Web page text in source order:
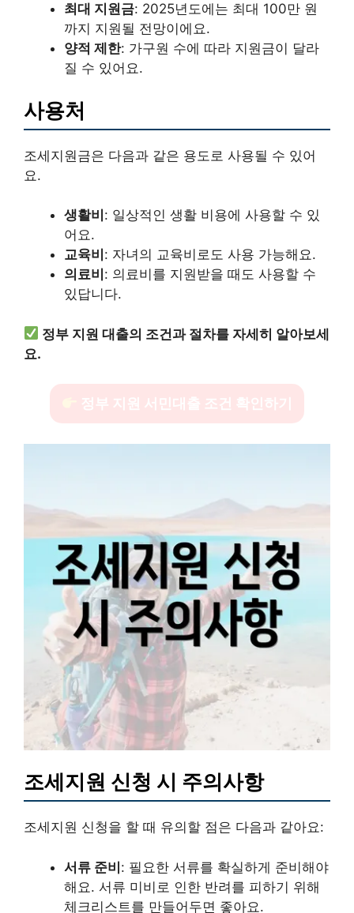
최대 지원금: 2025년도에는 최대 100만 원
까지 지원될 전망이에요.
양적 제한: 가구원 수에 따라 지원금이 달라
질 수 있어요.
사용처
조세지원금은 다음과 같은 용도로 사용될 수 있어
요.
생활비 : 일상적인 생활 비용에 사용할 수 있
어요.
교육비 : 자녀의 교육비로도 사용 가능해요.
의료비 : 의료비를 지원받을 때도 사용할 수
있답니다.
정부 지원 대출의 조건과 절차를 자세히 알아보세
요.
정부 지원 서민대출 조건 확인하기
조세지원 신청 시 주의사항
조세지원 신청을 할 때 유의할 점은 다음과 같아요:
서류 준비: 필요한 서류를 확실하게 준비해야
해요. 서류 미비로 인한 반려를 피하기 위해
체크리스트를 만들어두면 좋아요.